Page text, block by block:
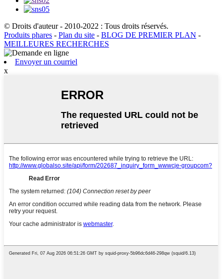
© Droits d'auteur - 2010-2022 : Tous droits réservés.
Produits phares - Plan du site - BLOG DE PREMIER PLAN -
MEILLEURES RECHERCHES
Envoyer un courriel
x